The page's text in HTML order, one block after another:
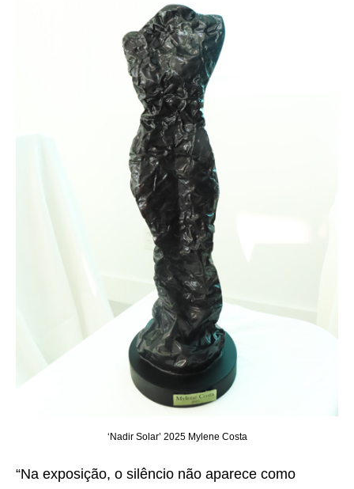
‘Nadir Solar’ 2025 Mylene Costa
“Na exposição, o silêncio não aparece como